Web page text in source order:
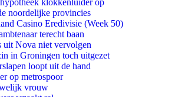
klokkenluider op
noordelijke provincies
Casino Eredivisie (Week 50)
terecht baan
uit Nova niet vervolgen
in Groningen toch uitgezet
loopt uit de hand
op metrospoor
vrouw